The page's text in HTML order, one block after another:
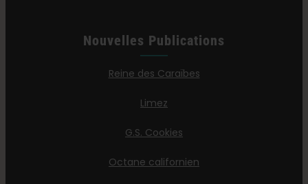
Nouvelles Publications
Reine des Caraïbes
Limez
G.S. Cookies
Octane californien